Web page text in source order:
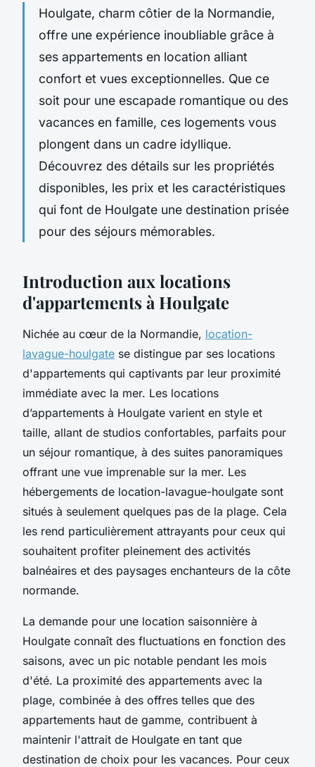
Houlgate, charm côtier de la Normandie,
offre une expérience inoubliable grâce à
ses appartements en location alliant
confort et vues exceptionnelles. Que ce
soit pour une escapade romantique ou des
vacances en famille, ces logements vous
plongent dans un cadre idyllique.
Découvrez des détails sur les propriétés
disponibles, les prix et les caractéristiques
qui font de Houlgate une destination prisée
pour des séjours mémorables.
Introduction aux locations
d'appartements à Houlgate
Nichée au cœur de la Normandie, location-
lavague-houlgate se distingue par ses locations
d'appartements qui captivants par leur proximité
immédiate avec la mer. Les locations
d’appartements à Houlgate varient en style et
taille, allant de studios confortables, parfaits pour
un séjour romantique, à des suites panoramiques
offrant une vue imprenable sur la mer. Les
hébergements de location-lavague-houlgate sont
situés à seulement quelques pas de la plage. Cela
les rend particulièrement attrayants pour ceux qui
souhaitent profiter pleinement des activités
balnéaires et des paysages enchanteurs de la côte
normande.
La demande pour une location saisonnière à
Houlgate connaît des fluctuations en fonction des
saisons, avec un pic notable pendant les mois
d'été. La proximité des appartements avec la
plage, combinée à des offres telles que des
appartements haut de gamme, contribuent à
maintenir l'attrait de Houlgate en tant que
destination de choix pour les vacances. Pour ceux